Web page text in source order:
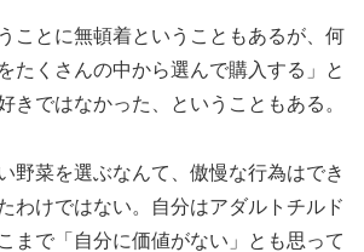
ことに無頓着ということもあるが、何
たくさんの中から選んで購入する」と
きではなかった、ということもある。
野菜を選ぶなんて、傲慢な行為はでき
わけではない。自分はアダルトチルド
まで「自分に価値がない」とも思って